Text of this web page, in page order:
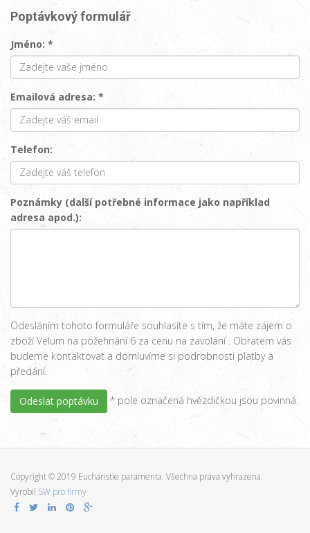
Poptávkový formulář
Jméno: *
Emailová adresa: *
Telefon:
Poznámky (další potřebné informace jako například
adresa apod.):
Odesláním tohoto formuláře souhlasíte s tím, že máte zájem o
zboží Velum na požehnání 6 za cenu na zavolání . Obratem vás
budeme kontaktovat a domluvíme si podrobnosti platby a
předání.
Odeslat poptávku * pole označená hvězdičkou jsou povinná.
Copyright © 2019 Eucharistie paramenta. Všechna práva vyhrazena.
Vyrobil SW pro firmy